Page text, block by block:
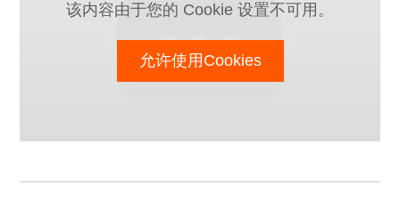
该内容由于您的 Cookie 设置不可用。
允许使用Cookies